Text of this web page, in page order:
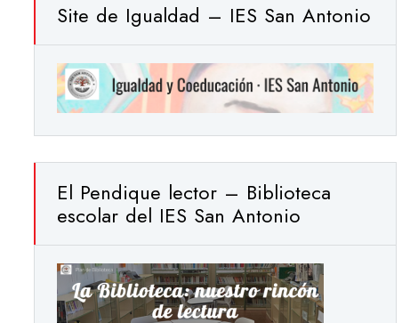
Site de Igualdad – IES San Antonio
El Pendique lector – Biblioteca
escolar del IES San Antonio